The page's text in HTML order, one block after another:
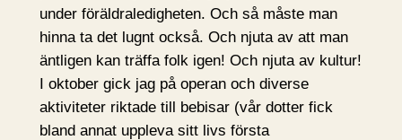
under föräldraledigheten. Och så måste man
hinna ta det lugnt också. Och njuta av att man
äntligen kan träffa folk igen! Och njuta av kultur!
I oktober gick jag på operan och diverse
aktiviteter riktade till bebisar (vår dotter fick
bland annat uppleva sitt livs första